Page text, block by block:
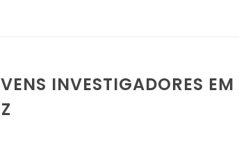
INVESTIGADORES